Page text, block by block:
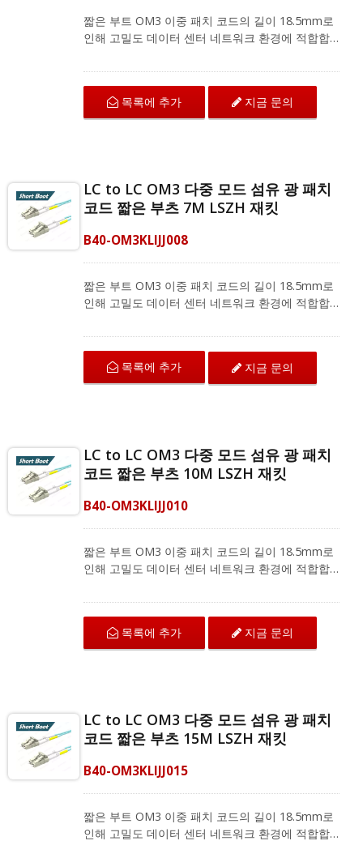
짧은 부트 OM3 이중 패치 코드의 길이 18.5mm로
인해 고밀도 데이터 센터 네트워크 환경에 적합합
는 구부림 저항 섬유로 뛰어난 기계적 보호와 IEC
및 ANSI/TIA 표준에 따른 우수한 전송 품질을 제공
합니다. 다중 모드 이중 패치 코드는 지역 네트워크,
광섬유 통신 시스템 및 CATV 응용 프로그램을 위
목록에 추가 지금 문의
LC to LC OM3 다중 모드 섬유 광 패치
코드 짧은 부츠 7M LSZH 재킷
B40-OM3KLIJJ008
짧은 부트 OM3 이중 패치 코드의 길이 18.5mm로
인해 고밀도 데이터 센터 네트워크 환경에 적합합
는 구부림 저항 섬유로 뛰어난 기계적 보호와 IEC
및 ANSI/TIA 표준에 따른 우수한 전송 품질을 제공
합니다. 다중 모드 이중 패치 코드는 지역 네트워크,
광섬유 통신 시스템 및 CATV 응용 프로그램을 위
목록에 추가 지금 문의
LC to LC OM3 다중 모드 섬유 광 패치
코드 짧은 부츠 10M LSZH 재킷
B40-OM3KLIJJ010
짧은 부트 OM3 이중 패치 코드의 길이 18.5mm로
인해 고밀도 데이터 센터 네트워크 환경에 적합합
는 구부림 저항 섬유로 뛰어난 기계적 보호와 IEC
및 ANSI/TIA 표준에 따른 우수한 전송 품질을 제공
합니다. 다중 모드 이중 패치 코드는 지역 네트워크,
광섬유 통신 시스템 및 CATV 응용 프로그램을 위
목록에 추가 지금 문의
LC to LC OM3 다중 모드 섬유 광 패치
코드 짧은 부츠 15M LSZH 재킷
B40-OM3KLIJJ015
짧은 부트 OM3 이중 패치 코드의 길이 18.5mm로
인해 고밀도 데이터 센터 네트워크 환경에 적합합